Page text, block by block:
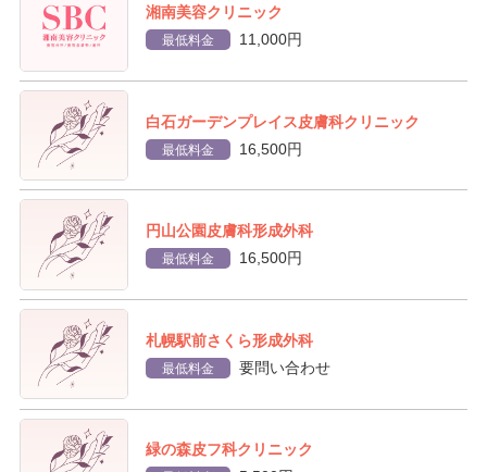
湘南美容クリニック
最低料金 11,000円
白石ガーデンプレイス皮膚科クリニック
最低料金 16,500円
円山公園皮膚科形成外科
最低料金 16,500円
札幌駅前さくら形成外科
最低料金 要問い合わせ
緑の森皮フ科クリニック